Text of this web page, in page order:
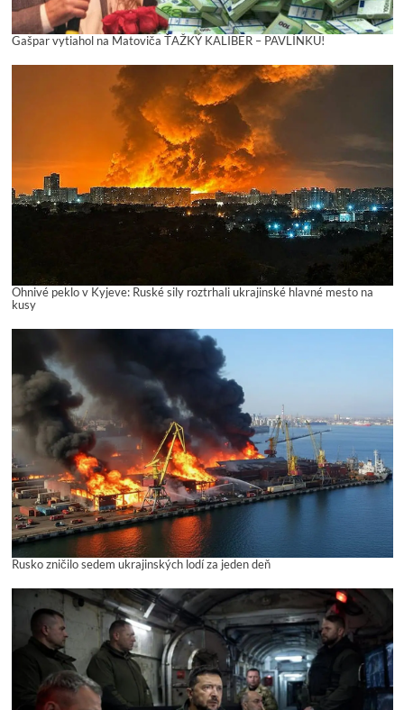
Gašpar vytiahol na Matoviča ŤAŽKÝ KALIBER – PAVLÍNKU!
Ohnivé peklo v Kyjeve: Ruské sily roztrhali ukrajinské hlavné mesto na
kusy
Rusko zničilo sedem ukrajinských lodí za jeden deň